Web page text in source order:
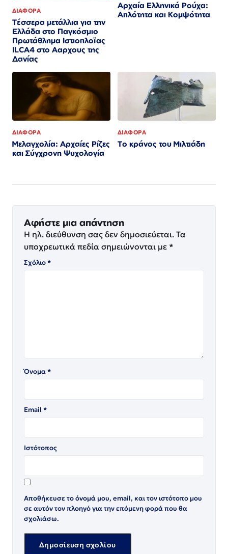
ΔΙΑΦΟΡΑ
Τέσσερα μετάλλια για την
Ελλάδα στο Παγκόσμιο
Πρωτάθλημα Ιστιοπλοϊας
ILCA4 στο Ααρχους της
Δανίας
Αρχαία Ελληνικά Ρούχα:
Απλότητα και Κομψότητα
ΔΙΑΦΟΡΑ
Μελαγχολία: Αρχαίες Ρίζες
και Σύγχρονη Ψυχολογία
ΔΙΑΦΟΡΑ
Το κράνος του Μιλτιάδη
Αφήστε μια απάντηση
Η ηλ. διεύθυνση σας δεν δημοσιεύεται. Τα
υποχρεωτικά πεδία σημειώνονται με *
Σχόλιο*
Όνομα*
Email *
Ιστότοπος
Αποθήκευσε το όνομά μου, email, και τον ιστότοπο μου
σε αυτόν τον πλοηγό για την επόμενη φορά που θα
σχολιάσω.